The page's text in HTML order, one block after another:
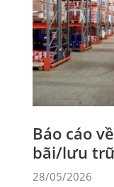
Báo cáo
bãi/lưu
28/05/2026